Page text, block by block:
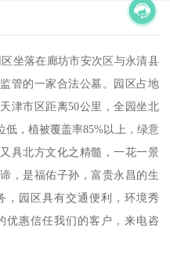
坐落在廊坊市安次区与永清县
管的一家合法公墓。园区占地
津市区距离50公里，全园坐北
，植被覆盖率85%以上，绿意
具北方文化之精髓，一花一景
，是福佑子孙，富贵永昌的生
，园区具有交通便利，环境秀
优惠信任我们的客户，来电咨